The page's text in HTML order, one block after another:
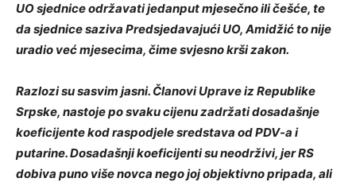
UO sjednice održavati jedanput mjesečno ili češće, te
da sjednice saziva Predsjedavajući UO, Amidžić to nije
uradio već mjesecima, čime svjesno krši zakon.
Razlozi su sasvim jasni. Članovi Uprave iz Republike
Srpske, nastoje po svaku cijenu zadržati dosadašnje
koeficijente kod raspodjele sredstava od PDV-a i
putarine. Dosadašnji koeficijenti su neodrživi, jer RS
dobiva puno više novca nego joj objektivno pripada, ali